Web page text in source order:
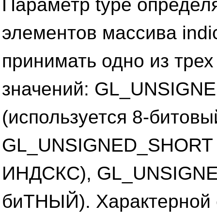
Параметр type
элементов массива
принимать одно из
значений:
(используется 8-
ИНДСКС),
биТНЫЙ). Характерной